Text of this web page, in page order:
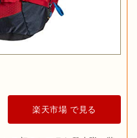
楽天市場 で見る